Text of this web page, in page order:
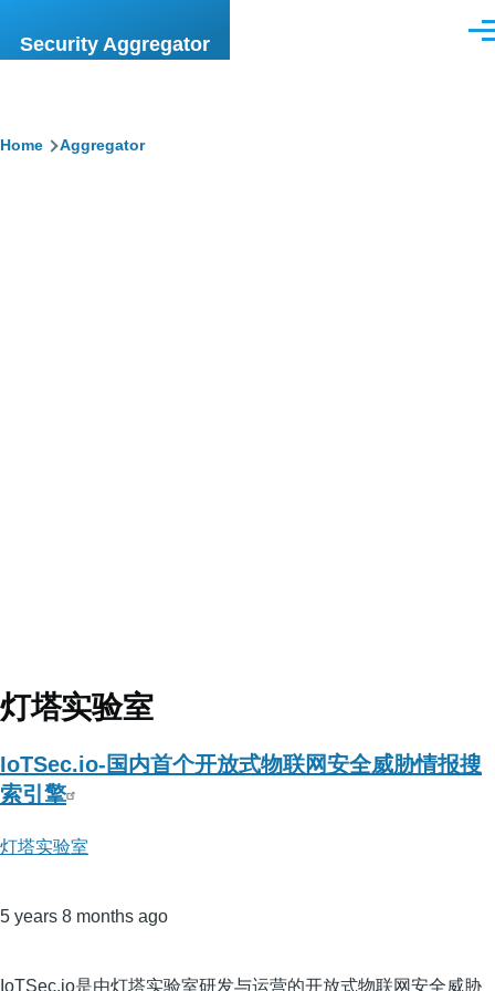
Security Aggregator
Breadcrumb
Home Aggregator
灯塔实验室
IoTSec.io-国内首个开放式物联网安全威胁情报搜
索引擎
灯塔实验室
5 years 8 months ago
IoTSec.io是由灯塔实验室研发与运营的开放式物联网安全威胁